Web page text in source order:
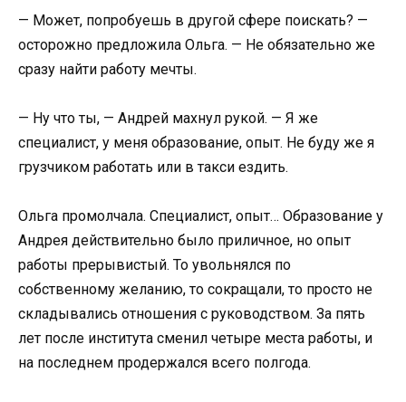
— Может, попробуешь в другой сфере поискать? —
осторожно предложила Ольга. — Не обязательно же
сразу найти работу мечты.
— Ну что ты, — Андрей махнул рукой. — Я же
специалист, у меня образование, опыт. Не буду же я
грузчиком работать или в такси ездить.
Ольга промолчала. Специалист, опыт… Образование у
Андрея действительно было приличное, но опыт
работы прерывистый. То увольнялся по
собственному желанию, то сокращали, то просто не
складывались отношения с руководством. За пять
лет после института сменил четыре места работы, и
на последнем продержался всего полгода.